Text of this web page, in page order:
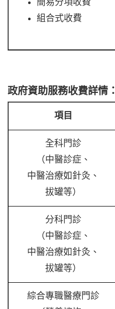
組合式收費
政府資助服務收費詳情：
項目
全科門診
（中醫診症、
中醫治療如針灸、
拔罐等）
分科門診
（中醫診症、
中醫治療如針灸、
拔罐等）
綜合專職醫療門診